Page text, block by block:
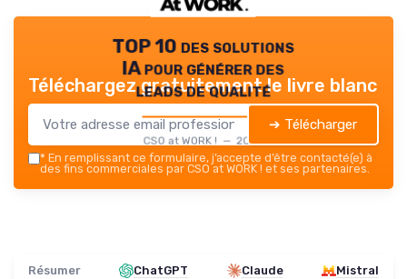
TOP 10 des solutions
IA pour générer des
leads de qualité
CSO at WORK ! — 2026
Téléchargez gratuitement le livre blanc
➔ Télécharger
* En remplissant ce formulaire, j’accepte d’être contacté(e) à
des fins commerciales par CSO at WORK ! et ses partenaires.
Résumer ChatGPT Claude Mistral